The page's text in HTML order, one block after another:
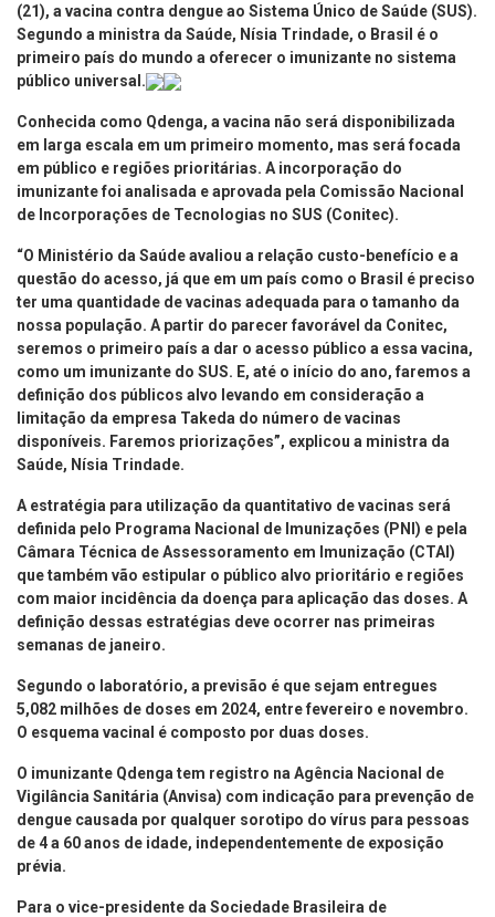
(21), a vacina contra dengue ao Sistema Único de Saúde (SUS).
Segundo a ministra da Saúde, Nísia Trindade, o Brasil é o
primeiro país do mundo a oferecer o imunizante no sistema
público universal.
Conhecida como Qdenga, a vacina não será disponibilizada
em larga escala em um primeiro momento, mas será focada
em público e regiões prioritárias. A incorporação do
imunizante foi analisada e aprovada pela Comissão Nacional
de Incorporações de Tecnologias no SUS (Conitec).
“O Ministério da Saúde avaliou a relação custo-benefício e a
questão do acesso, já que em um país como o Brasil é preciso
ter uma quantidade de vacinas adequada para o tamanho da
nossa população. A partir do parecer favorável da Conitec,
seremos o primeiro país a dar o acesso público a essa vacina,
como um imunizante do SUS. E, até o início do ano, faremos a
definição dos públicos alvo levando em consideração a
limitação da empresa Takeda do número de vacinas
disponíveis. Faremos priorizações”, explicou a ministra da
Saúde, Nísia Trindade.
A estratégia para utilização da quantitativo de vacinas será
definida pelo Programa Nacional de Imunizações (PNI) e pela
Câmara Técnica de Assessoramento em Imunização (CTAI)
que também vão estipular o público alvo prioritário e regiões
com maior incidência da doença para aplicação das doses. A
definição dessas estratégias deve ocorrer nas primeiras
semanas de janeiro.
Segundo o laboratório, a previsão é que sejam entregues
5,082 milhões de doses em 2024, entre fevereiro e novembro.
O esquema vacinal é composto por duas doses.
O imunizante Qdenga tem registro na Agência Nacional de
Vigilância Sanitária (Anvisa) com indicação para prevenção de
dengue causada por qualquer sorotipo do vírus para pessoas
de 4 a 60 anos de idade, independentemente de exposição
prévia.
Para o vice-presidente da Sociedade Brasileira de